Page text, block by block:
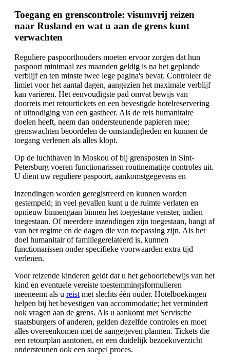
Toegang en grenscontrole: visumvrij reizen
naar Rusland en wat u aan de grens kunt
verwachten
Reguliere paspoorthouders moeten ervoor zorgen dat hun
paspoort minimaal zes maanden geldig is na het geplande
verblijf en ten minste twee lege pagina's bevat. Controleer de
limiet voor het aantal dagen, aangezien het maximale verblijf
kan variëren. Het eenvoudigste pad omvat bewijs van
doorreis met retourtickets en een bevestigde hotelreservering
of uitnodiging van een gastheer. Als de reis humanitaire
doelen heeft, neem dan ondersteunende papieren mee;
grenswachten beoordelen de omstandigheden en kunnen de
toegang verlenen als alles klopt.
Op de luchthaven in Moskou of bij grensposten in Sint-
Petersburg voeren functionarissen routinematige controles uit.
U dient uw reguliere paspoort, aankomstgegevens en
inzendingen worden geregistreerd en kunnen worden
gestempeld; in veel gevallen kunt u de ruimte verlaten en
opnieuw binnengaan binnen het toegestane venster, indien
toegestaan. Of meerdere inzendingen zijn toegestaan, hangt af
van het regime en de dagen die van toepassing zijn. Als het
doel humanitair of familiegerelateerd is, kunnen
functionarissen onder specifieke voorwaarden extra tijd
verlenen.
Voor reizende kinderen geldt dat u het geboortebewijs van het
kind en eventuele vereiste toestemmingsformulieren
meeneemt als u reist met slechts één ouder. Hotelboekingen
helpen bij het bevestigen van accommodatie; het vermindert
ook vragen aan de grens. Als u aankomt met Servische
staatsburgers of anderen, gelden dezelfde controles en moet
alles overeenkomen met de aangegeven plannen. Tickets die
een retourplan aantonen, en een duidelijk bezoekoverzicht
ondersteunen ook een soepel proces.